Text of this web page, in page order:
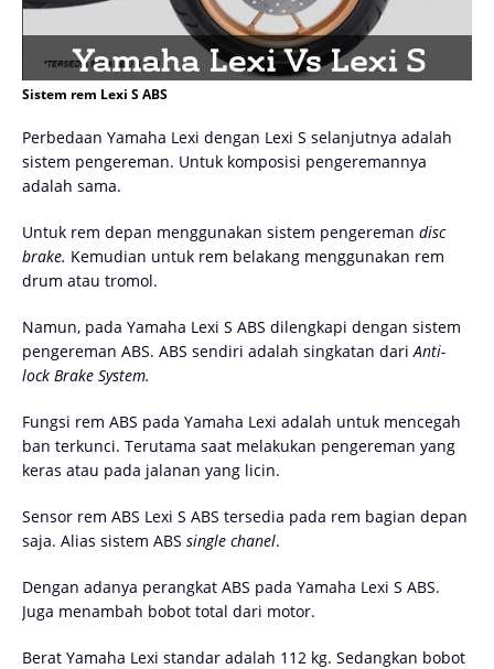
Sistem rem Lexi S ABS
Perbedaan Yamaha Lexi dengan Lexi S selanjutnya adalah
sistem pengereman. Untuk komposisi pengeremannya
adalah sama.
Untuk rem depan menggunakan sistem pengereman disc
brake. Kemudian untuk rem belakang menggunakan rem
drum atau tromol.
Namun, pada Yamaha Lexi S ABS dilengkapi dengan sistem
pengereman ABS. ABS sendiri adalah singkatan dari Anti-
lock Brake System.
Fungsi rem ABS pada Yamaha Lexi adalah untuk mencegah
ban terkunci. Terutama saat melakukan pengereman yang
keras atau pada jalanan yang licin.
Sensor rem ABS Lexi S ABS tersedia pada rem bagian depan
saja. Alias sistem ABS single chanel.
Dengan adanya perangkat ABS pada Yamaha Lexi S ABS.
Juga menambah bobot total dari motor.
Berat Yamaha Lexi standar adalah 112 kg. Sedangkan bobot